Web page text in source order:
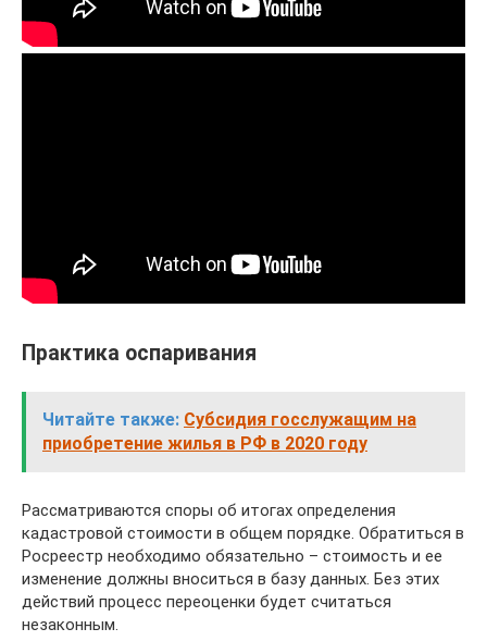
Практика оспаривания
Читайте также: Субсидия госслужащим на
приобретение жилья в РФ в 2020 году
Рассматриваются споры об итогах определения
кадастровой стоимости в общем порядке. Обратиться в
Росреестр необходимо обязательно – стоимость и ее
изменение должны вноситься в базу данных. Без этих
действий процесс переоценки будет считаться
незаконным.